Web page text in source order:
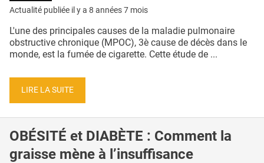
Actualité publiée il y a 8 années 7 mois
L'une des principales causes de la maladie pulmonaire
obstructive chronique (MPOC), 3è cause de décès dans le
monde, est la fumée de cigarette. Cette étude de ...
LIRE LA SUITE
OBÉSITÉ et DIABÈTE : Comment la
graisse mène à l’insuffisance